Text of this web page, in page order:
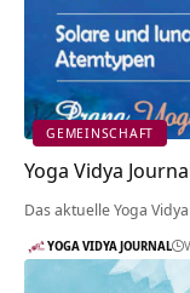
GEMEINSCHAFT
Yoga Vidya
Das aktuelle Yoga
YOGA VIDYA JOURNAL